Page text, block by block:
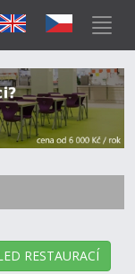
RESTAURACÍ